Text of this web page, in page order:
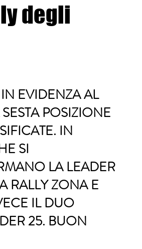
degli
EVIDENZA AL
POSIZIONE
IN
SI
LA LEADER
RALLY ZONA E
IL DUO
25. BUON